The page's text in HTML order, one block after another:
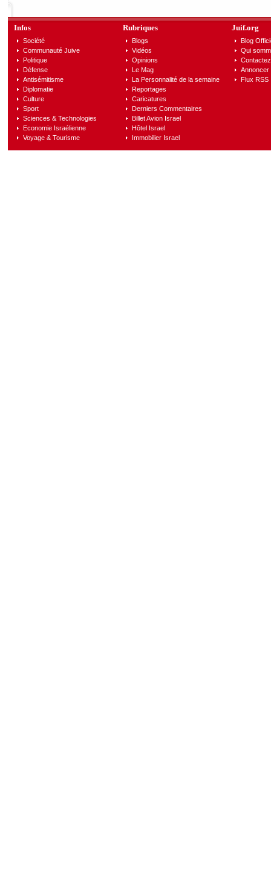
Infos
Société
Communauté Juive
Politique
Défense
Antisémitisme
Diplomatie
Culture
Sport
Sciences & Technologies
Economie Israélienne
Voyage & Tourisme
Rubriques
Blogs
Vidéos
Opinions
Le Mag
La Personnalité de la semaine
Reportages
Caricatures
Derniers Commentaires
Billet Avion Israel
Hôtel Israel
Immobilier Israel
Juif.org
Blog
Qui
Annoncer
Flux RSS